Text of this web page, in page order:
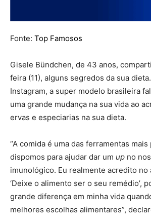
Fonte: Top Famosos
Gisele Bündchen, de 43 anos,
feira (11), alguns segredos da sua
Instagram, a super modelo brasileira
uma grande mudança na sua vida ao
ervas e especiarias na sua dieta.
“A comida é uma das ferramentas
dispomos para ajudar dar um up no
imunológico. Eu realmente acredito no
‘Deixe o alimento ser o seu remédio’,
grande diferença em minha vida
melhores escolhas alimentares”,